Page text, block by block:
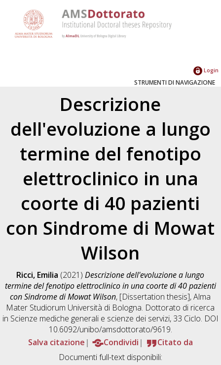
Login
STRUMENTI DI NAVIGAZIONE
Descrizione
dell'evoluzione a lungo
termine del fenotipo
elettroclinico in una
coorte di 40 pazienti
con Sindrome di Mowat
Wilson
Ricci, Emilia (2021)Descrizione dell'evoluzione a lungo
termine del fenotipo elettroclinico in una coorte di 40 pazienti
con Sindrome di Mowat Wilson, [Dissertation thesis], Alma
Mater Studiorum Università di Bologna. Dottorato di ricerca
in Scienze mediche generali e scienze dei servizi, 33 Ciclo. DOI
10.6092/unibo/amsdottorato/9619.
Salva citazione
Condividi
Citato da
Documenti full-text disponibili: